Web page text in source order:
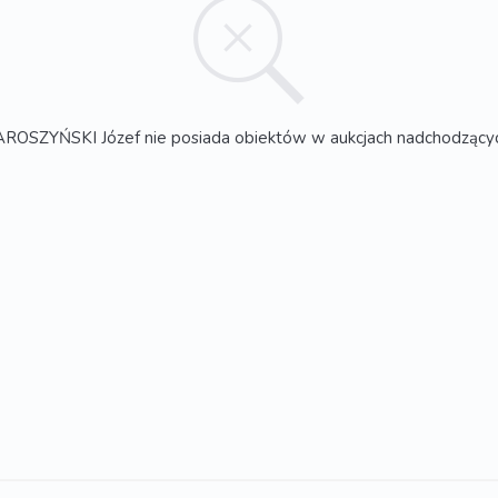
Józef nie posiada obiektów w aukcjach